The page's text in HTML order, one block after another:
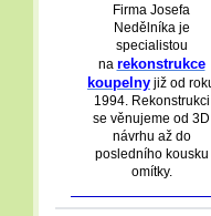
Firma Josefa
Nedělníka je
specialistou
na rekonstrukce
koupelny již od
1994. Rekonstrukci
se věnujeme od 3D
návrhu až do
posledního kousku
omítky.